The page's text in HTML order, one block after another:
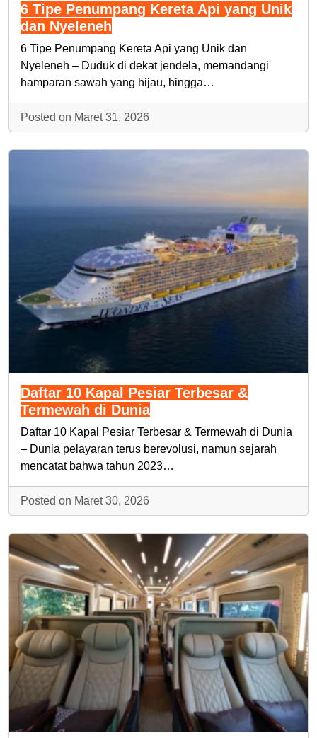
6 Tipe Penumpang Kereta Api yang Unik
dan Nyeleneh
6 Tipe Penumpang Kereta Api yang Unik dan
Nyeleneh – Duduk di dekat jendela, memandangi
hamparan sawah yang hijau, hingga…
Posted on Maret 31, 2026
Daftar 10 Kapal Pesiar Terbesar &
Termewah di Dunia
Daftar 10 Kapal Pesiar Terbesar & Termewah di Dunia
– Dunia pelayaran terus berevolusi, namun sejarah
mencatat bahwa tahun 2023…
Posted on Maret 30, 2026